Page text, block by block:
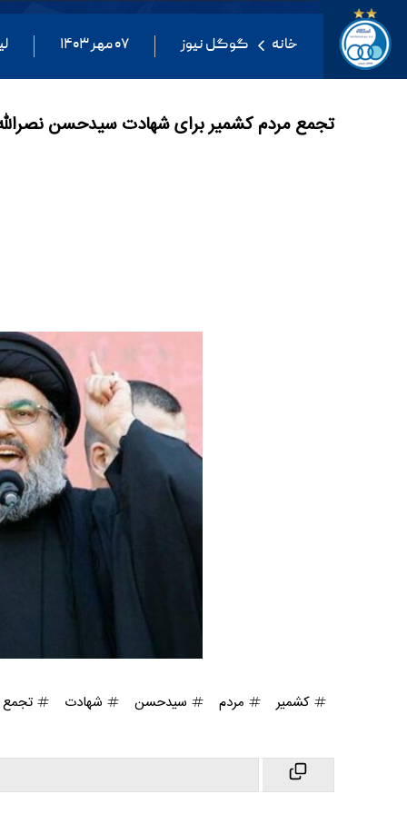
خانه گوگل نیوز ۰۷ مهر ۱۴۰۳
تجمع مردم کشمیر برای شهادت سیدحسن
کشمیر مردم سیدحسن شهادت تجمع